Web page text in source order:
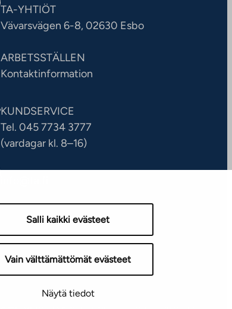
Salli kaikki evästeet
Vain välttämättömät evästeet
Näytä tiedot
TA-YHTIÖT
Vävarsvägen 6-8, 02630 Esbo
ARBETSSTÄLLEN
Kontaktinformation
KUNDSERVICE
Tel. 045 7734 3777
(vardagar kl. 8–16)